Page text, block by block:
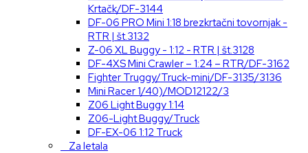
Krtačk/DF-3144
DF-06 PRO Mini 1:18 brezkrtačni tovornjak -
RTR | št.3132
Z-06 XL Buggy - 1:12 - RTR | št.3128
DF-4XS Mini Crawler – 1:24 – RTR/DF-3162
Fighter Truggy/Truck-mini/DF-3135/3136
Mini Racer 1/40)/MOD12122/3
Z06 Light Buggy 1:14
Z06-Light Buggy/Truck
DF-EX-06 1:12 Truck
Za letala